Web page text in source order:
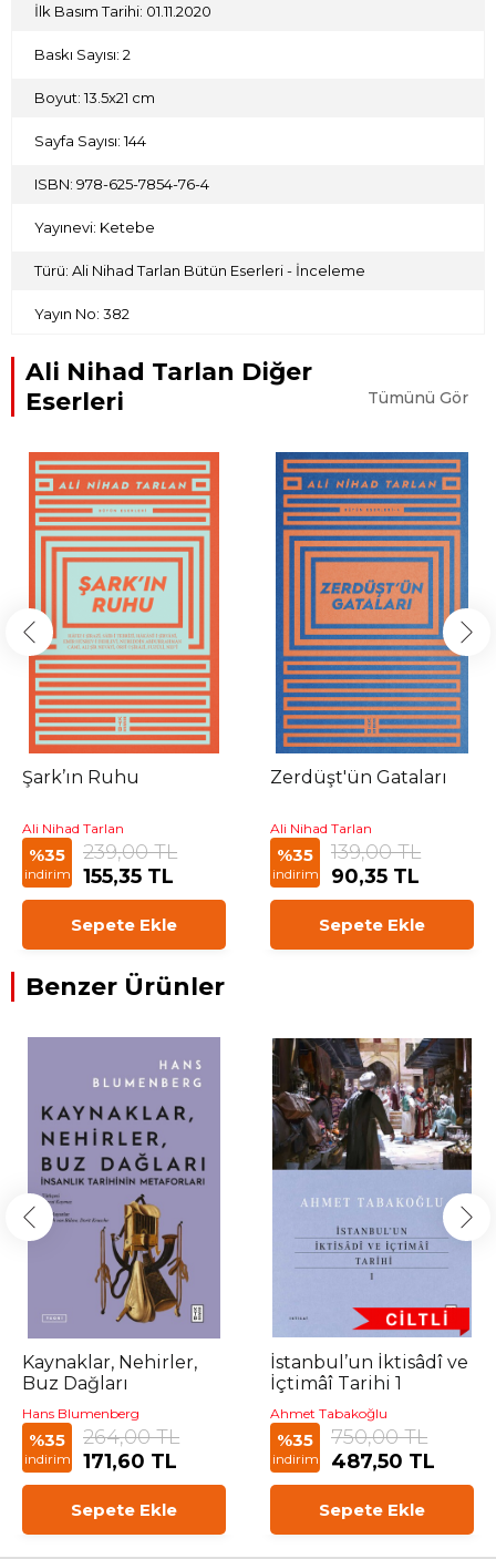
İlk Basım Tarihi: 01.11.2020
Baskı Sayısı: 2
Boyut: 13.5x21 cm
Sayfa Sayısı: 144
ISBN: 978-625-7854-76-4
Yayınevi: Ketebe
Türü: Ali Nihad Tarlan Bütün Eserleri - İnceleme
Yayın No: 382
Ali Nihad Tarlan Diğer
Eserleri
Tümünü Gör
Şark’ın Ruhu
Ali Nihad Tarlan
%35
indirim
239,00 TL
155,35 TL
Sepete Ekle
Zerdüşt'ün Gataları
Ali Nihad Tarlan
%35
indirim
139,00 TL
90,35 TL
Sepete Ekle
Benzer Ürünler
Kaynaklar, Nehirler,
Buz Dağları
Hans Blumenberg
%35
indirim
264,00 TL
171,60 TL
Sepete Ekle
İstanbul’un İktisâdî ve
İçtimâî Tarihi 1
Ahmet Tabakoğlu
%35
indirim
750,00 TL
487,50 TL
Sepete Ekle